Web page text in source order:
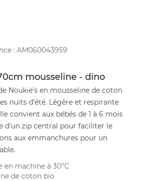
: AM060043959
mousseline - dino
Noukie's en mousseline de coton
nuits d’été. Légère et respirante
convient aux bébés de 1 à 6 mois
d’un zip central pour faciliter le
aux emmanchures pour un
en machine à 30°C
de coton bio